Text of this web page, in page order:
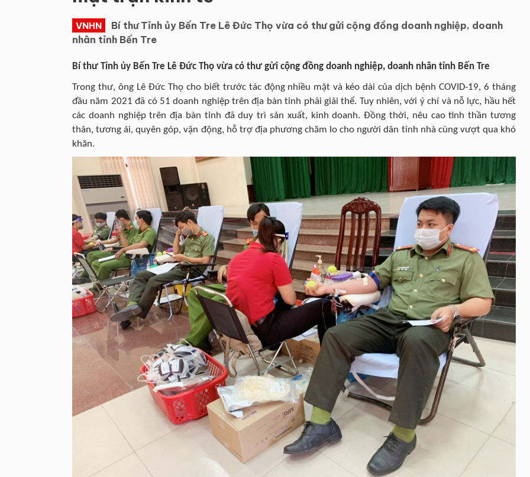
VNHN
Bí thư Tỉnh ủy Bến Tre ​Lê Đức Thọ vừa có thư gửi cộng đồng doanh nghiệp, doanh
nhân tỉnh Bến Tre
Bí thư Tỉnh ủy Bến Tre ​Lê Đức Thọ vừa có thư gửi cộng đồng doanh nghiệp, doanh nhân tỉnh Bến Tre
Trong thư, ông Lê Đức Thọ cho biết trước tác động nhiều mặt và kéo dài của dịch bệnh COVID-19, 6 tháng
đầu năm 2021 đã có 51 doanh nghiệp trên địa bàn tỉnh phải giải thể. Tuy nhiên, với ý chí và nỗ lực, hầu hết
các doanh nghiệp trên địa bàn tỉnh đã duy trì sản xuất, kinh doanh. Đồng thời, nêu cao tinh thần tương
thân, tương ái, quyên góp, vận động, hỗ trợ địa phương chăm lo cho người dân tỉnh nhà cùng vượt qua khó
khăn.